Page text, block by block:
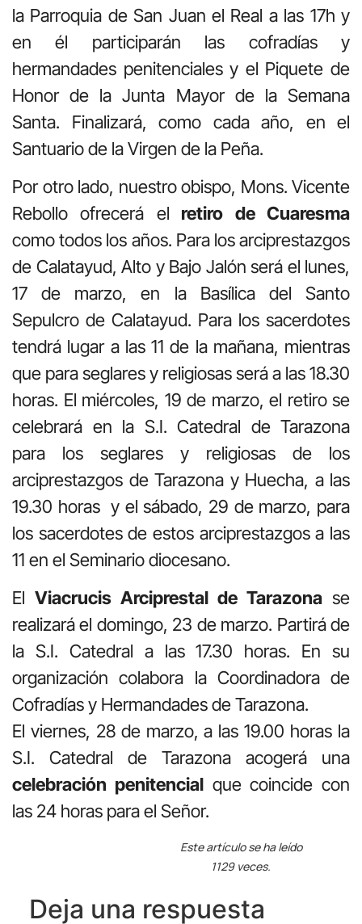
la Parroquia de San Juan el Real a las 17h y
en él participarán las cofradías y
hermandades penitenciales y el Piquete de
Honor de la Junta Mayor de la Semana
Santa. Finalizará, como cada año, en el
Santuario de la Virgen de la Peña.
Por otro lado, nuestro obispo, Mons. Vicente
Rebollo ofrecerá el retiro de Cuaresma
como todos los años. Para los arciprestazgos
de Calatayud, Alto y Bajo Jalón será el lunes,
17 de marzo, en la Basílica del Santo
Sepulcro de Calatayud. Para los sacerdotes
tendrá lugar a las 11 de la mañana, mientras
que para seglares y religiosas será a las 18.30
horas. El miércoles, 19 de marzo, el retiro se
celebrará en la S.I. Catedral de Tarazona
para los seglares y religiosas de los
arciprestazgos de Tarazona y Huecha, a las
19.30 horas y el sábado, 29 de marzo, para
los sacerdotes de estos arciprestazgos a las
11 en el Seminario diocesano.
El Viacrucis Arciprestal de Tarazona se
realizará el domingo, 23 de marzo. Partirá de
la S.I. Catedral a las 17.30 horas. En su
organización colabora la Coordinadora de
Cofradías y Hermandades de Tarazona.
El viernes, 28 de marzo, a las 19.00 horas la
S.I. Catedral de Tarazona acogerá una
celebración penitencialque coincide con
las 24 horas para el Señor.
Este artículo se ha leído
1129 veces.
Deja una respuesta